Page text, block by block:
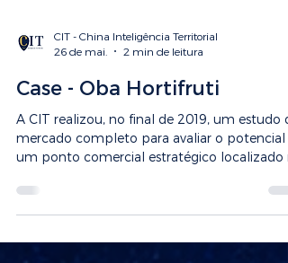
CIT - China Inteligência Territorial
26 de mai.
2 min de leitura
um ponto comercial estratégico localizado